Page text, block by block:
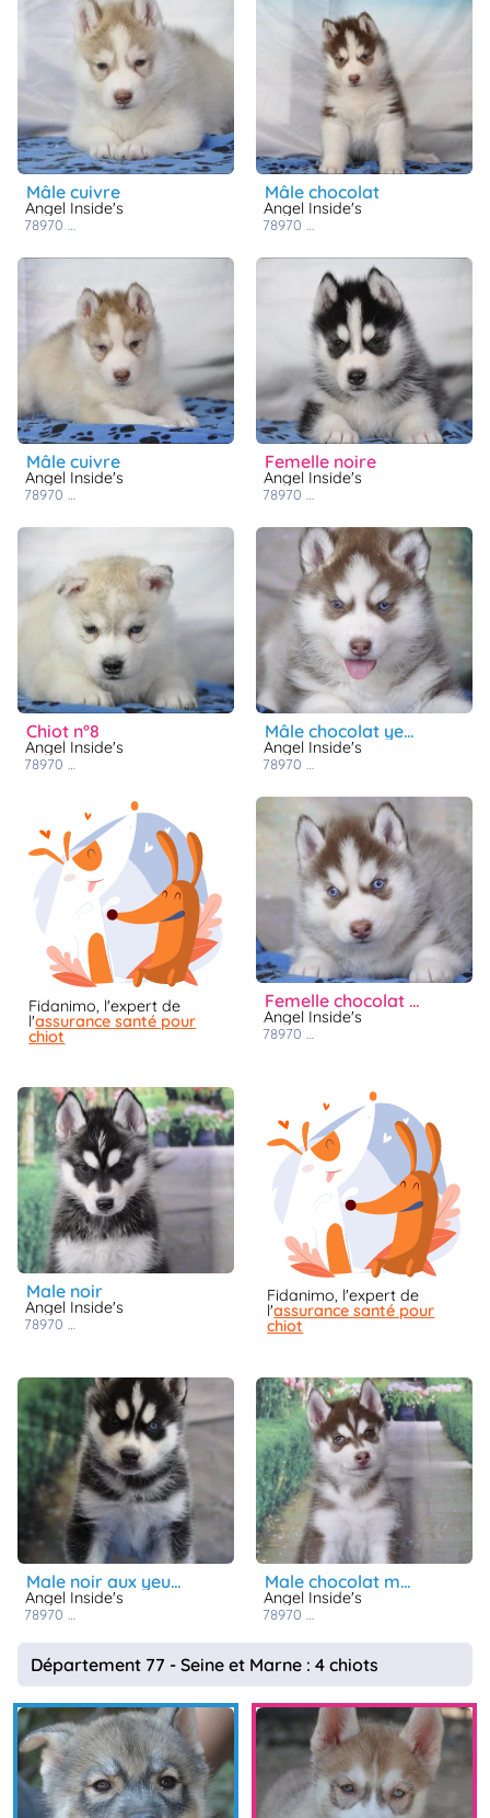
mâle cuivre
Angel Inside's
78970
mâle chocolat
Angel Inside's
78970
mâle cuivre
Angel Inside's
78970
femelle noire
Angel Inside's
78970
chiot n°8
Angel Inside's
78970
mâle chocolat yeux vairons
Angel Inside's
78970
Fidanimo, l'expert de
l'assurance santé pour
chiot
femelle chocolat aux yeux bleus
Angel Inside's
78970
male noir
Angel Inside's
78970
Fidanimo, l'expert de
l'assurance santé pour
chiot
male noir aux yeux vairons
Angel Inside's
78970
male chocolat masqué aux yeux particolores
Angel Inside's
78970
Département 77 - Seine et Marne : 4 chiots